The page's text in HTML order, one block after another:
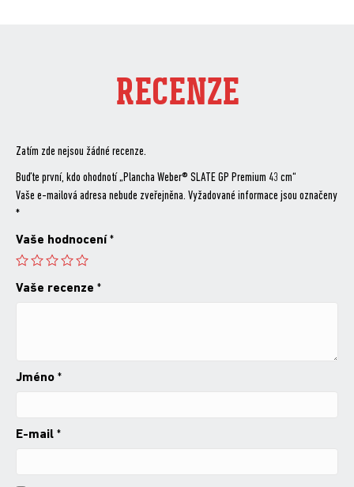
RECENZE
Zatím zde nejsou žádné recenze.
Buďte první, kdo ohodnotí „Plancha Weber® SLATE GP Premium 43 cm“
Vaše e-mailová adresa nebude zveřejněna. Vyžadované informace jsou označeny
*
Vaše hodnocení *
Vaše recenze *
Jméno *
E-mail *